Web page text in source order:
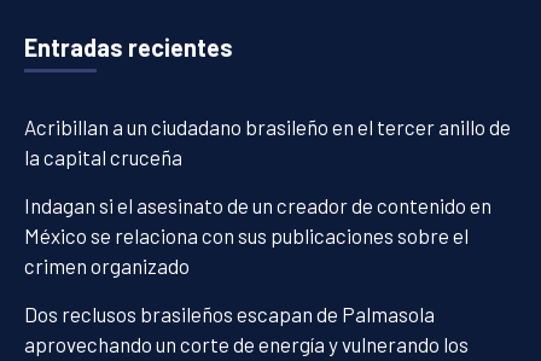
Entradas recientes
Acribillan a un ciudadano brasileño en el tercer anillo de
la capital cruceña
Indagan si el asesinato de un creador de contenido en
México se relaciona con sus publicaciones sobre el
crimen organizado
Dos reclusos brasileños escapan de Palmasola
aprovechando un corte de energía y vulnerando los